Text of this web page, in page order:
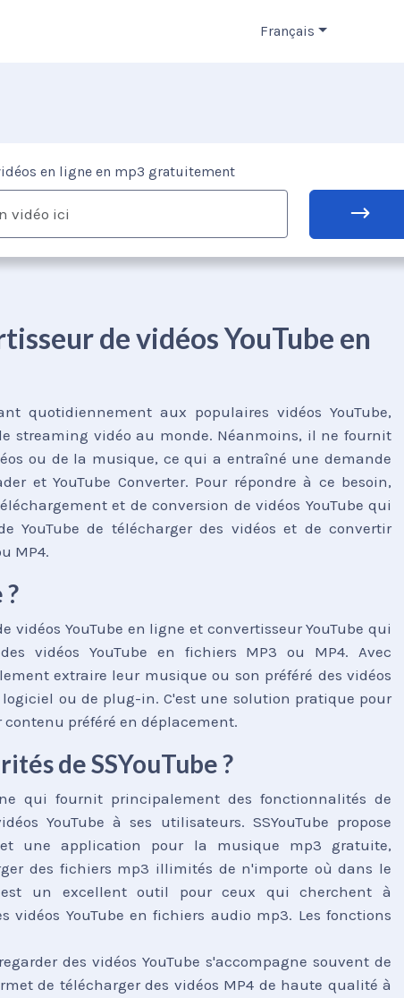
Français
en ligne en mp3 gratuitement
de vidéos YouTube en
quotidiennement aux populaires vidéos YouTube,
streaming vidéo au monde. Néanmoins, il ne fournit
ou de la musique, ce qui a entraîné une demande
et YouTube Converter. Pour répondre à ce besoin,
et de conversion de vidéos YouTube qui
YouTube de télécharger des vidéos et de convertir
MP4.
?
vidéos YouTube en ligne et convertisseur YouTube qui
vidéos YouTube en fichiers MP3 ou MP4. Avec
extraire leur musique ou son préféré des vidéos
ou de plug-in. C'est une solution pratique pour
préféré en déplacement.
de SSYouTube ?
qui fournit principalement des fonctionnalités de
YouTube à ses utilisateurs. SSYouTube propose
une application pour la musique mp3 gratuite,
des fichiers mp3 illimités de n'importe où dans le
est un excellent outil pour ceux qui cherchent à
YouTube en fichiers audio mp3. Les fonctions
des vidéos YouTube s'accompagne souvent de
de télécharger des vidéos MP4 de haute qualité à